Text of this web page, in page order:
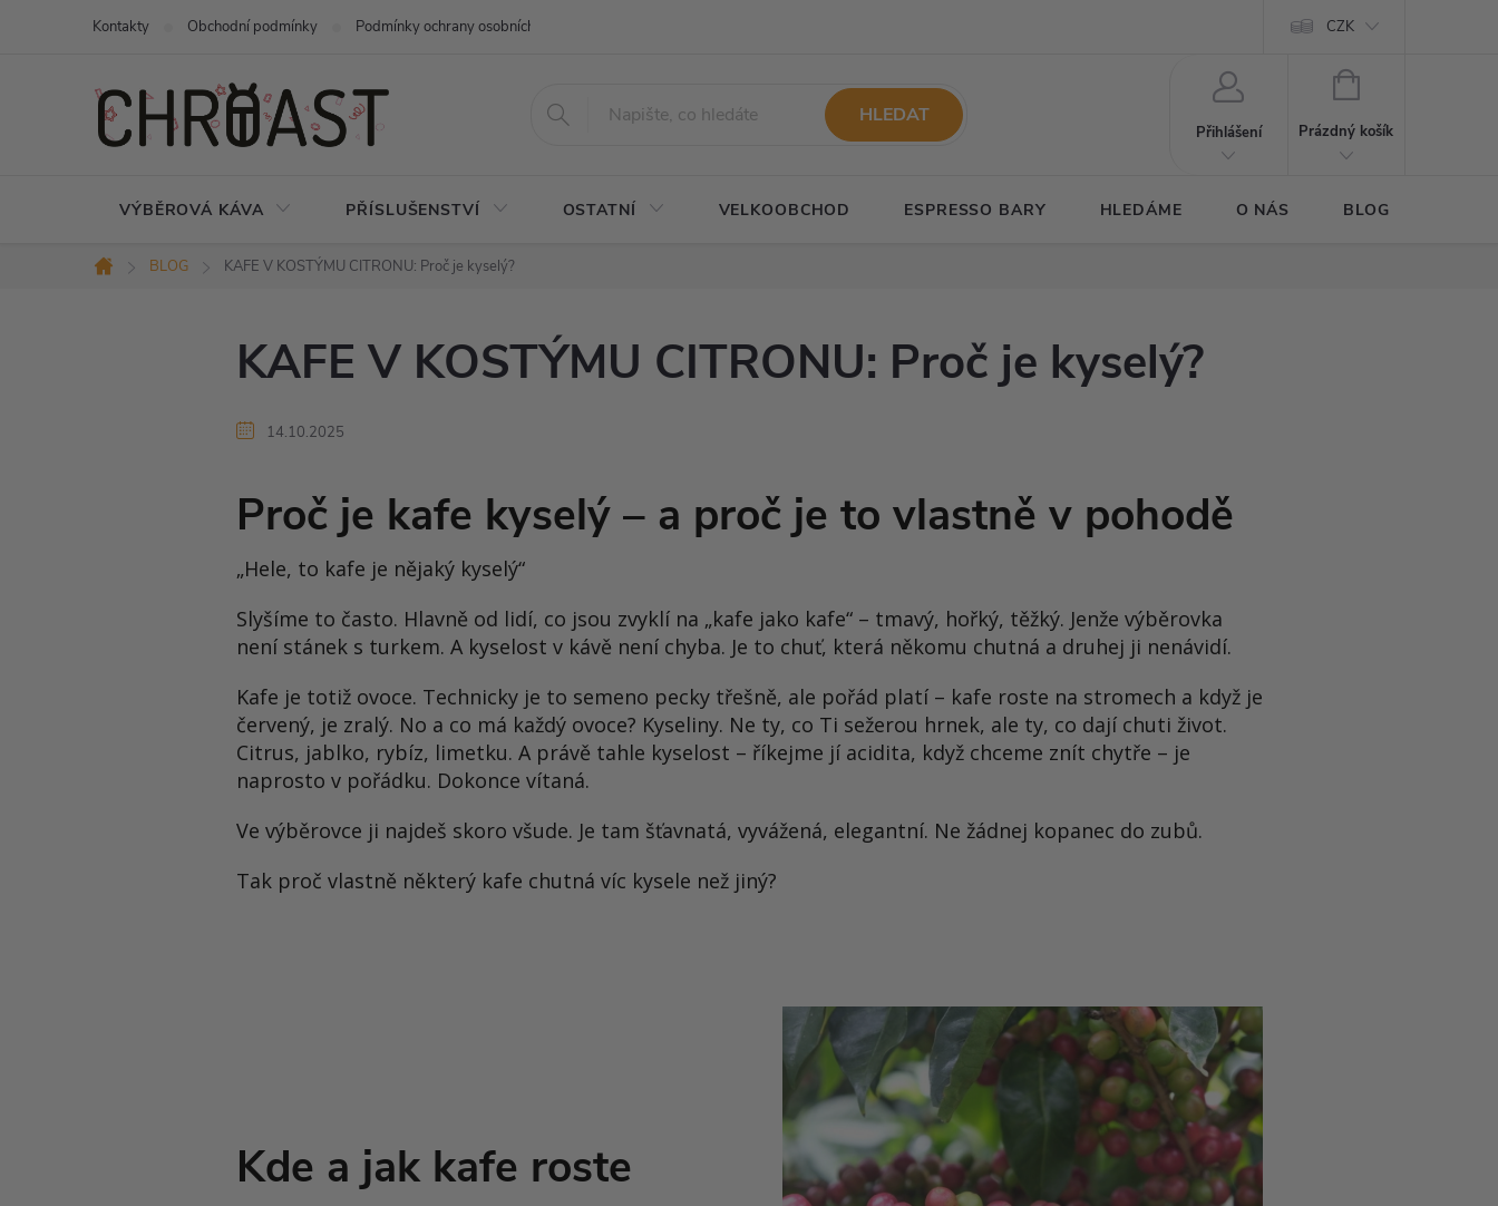
Kontakty Obchodní podmínky Podmínky ochrany osobních údajů CZK
HLEDAT
Přihlášení
NÁKUPNÍ
Prázdný košík
VÝBĚROVÁ KÁVA PŘÍSLUŠENSTVÍ OSTATNÍ VELKOOBCHOD ESPRESSO BARY HLEDÁME O NÁS BLOG
Domů
BLOG KAFE V KOSTÝMU CITRONU: Proč je kyselý?
KAFE V KOSTÝMU CITRONU: Proč je kyselý?
14.10.2025
Proč je kafe kyselý – a proč je to vlastně v pohodě
„Hele, to kafe je nějaký kyselý“
Slyšíme to často. Hlavně od lidí, co jsou zvyklí na „kafe jako kafe“ – tmavý, hořký, těžký. Jenže výběrovka
není stánek s turkem. A kyselost v kávě není chyba. Je to chuť, která někomu chutná a druhej ji nenávidí.
Kafe je totiž ovoce. Technicky je to semeno pecky třešně, ale pořád platí – kafe roste na stromech a když je
červený, je zralý. No a co má každý ovoce? Kyseliny. Ne ty, co Ti sežerou hrnek, ale ty, co dají chuti život.
Citrus, jablko, rybíz, limetku. A právě tahle kyselost – říkejme jí acidita, když chceme znít chytře – je
naprosto v pořádku. Dokonce vítaná.
Ve výběrovce ji najdeš skoro všude. Je tam šťavnatá, vyvážená, elegantní. Ne žádnej kopanec do zubů.
Tak proč vlastně některý kafe chutná víc kysele než jiný?
Kde a jak kafe roste